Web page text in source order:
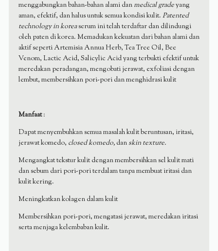
menggabungkan bahan-bahan alami dan medical gradeyang
aman, efektif, dan halus untuk semua kondisi kulit. Patented
technology in koreaserum ini telah terdaftar dan dilindungi
oleh paten di korea. Memadukan kekuatan dari bahan alami dan
aktif seperti Artemisia Annua Herb, Tea Tree Oil, Bee
Venom, Lactic Acid, Salicylic Acid yang terbukti efektif untuk
meredakan peradangan, mengobati jerawat, exfoliasi dengan
lembut, membersihkan pori-pori dan menghidrasi kulit
Manfaat:
Dapat menyembuhkan semua masalah kulit beruntusan, iritasi,
jerawat komedo, closed komedo, dan skin texture.
Mengangkat tekstur kulit dengan membersihkan sel kulit mati
dan sebum dari pori-pori terdalam tanpa membuat iritasi dan
kulit kering.
Meningkatkan kolagen dalam kulit
Membersihkan pori-pori, mengatasi jerawat, meredakan iritasi
serta menjaga kelembaban kulit.